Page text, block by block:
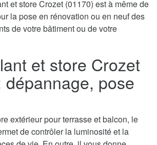
et store Crozet (01170) est à même de
la pose en rénovation ou en neuf des
de votre bâtiment ou de votre
et store Crozet
dépannage, pose
extérieur pour terrasse et balcon, le
de contrôler la luminosité et la